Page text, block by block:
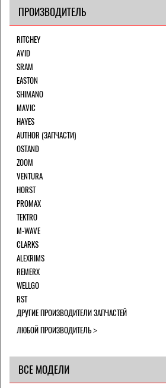
ПРОИЗВОДИТЕЛЬ
RITCHEY
AVID
SRAM
EASTON
SHIMANO
MAVIC
HAYES
AUTHOR (ЗАПЧАСТИ)
OSTAND
ZOOM
VENTURA
HORST
PROMAX
TEKTRO
M-WAVE
CLARKS
ALEXRIMS
REMERX
WELLGO
RST
ДРУГИЕ ПРОИЗВОДИТЕЛИ ЗАПЧАСТЕЙ
ЛЮБОЙ ПРОИЗВОДИТЕЛЬ
ВСЕ МОДЕЛИ